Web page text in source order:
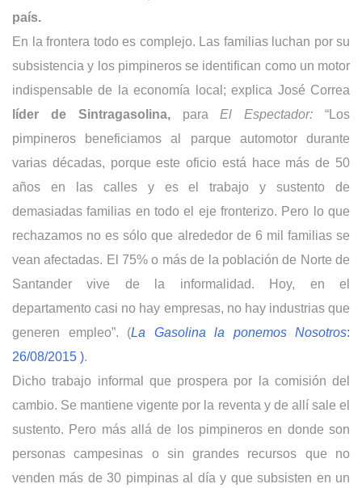
país.
En la frontera todo es complejo. Las familias luchan por su
subsistencia y los pimpineros se identifican como un motor
indispensable de la economía local; explica José Correa
líder de Sintragasolina,paraEl Espectador: “Los
pimpineros beneficiamos al parque automotor durante
varias décadas, porque este oficio está hace más de 50
años en las calles y es el trabajo y sustento de
demasiadas familias en todo el eje fronterizo. Pero lo que
rechazamos no es sólo que alrededor de 6 mil familias se
vean afectadas. El 75% o más de la población de Norte de
Santander vive de la informalidad. Hoy, en el
departamento casi no hay empresas, no hay industrias que
generen empleo”. (La Gasolina la ponemos Nosotros:
26/08/2015 ).
Dicho trabajo informal que prospera por la comisión del
cambio. Se mantiene vigente por la reventa y de allí sale el
sustento. Pero más allá de los pimpineros en donde son
personas campesinas o sin grandes recursos que no
venden más de 30 pimpinas al día y que subsisten en un